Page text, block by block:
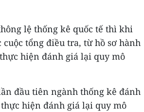
lệ thống kê quốc tế thì khi
tổng điều tra, từ hồ sơ hành
hiện đánh giá lại quy mô
đầu tiên ngành thống kê đánh
thực hiện đánh giá lại quy mô